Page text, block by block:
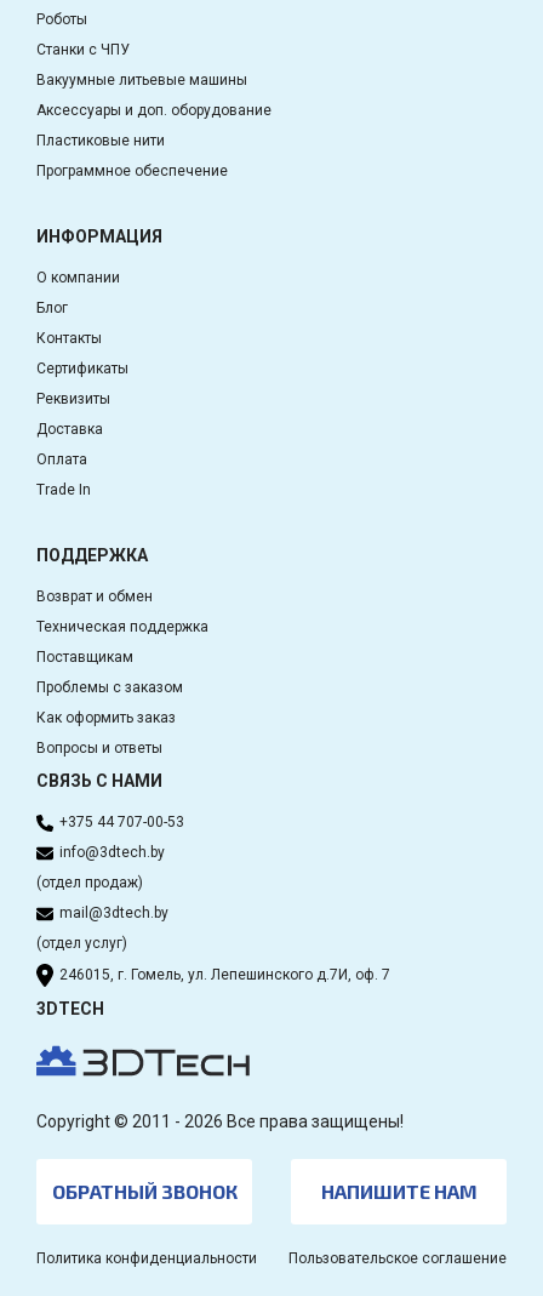
Роботы
Станки с ЧПУ
Вакуумные литьевые машины
Аксессуары и доп. оборудование
Пластиковые нити
Программное обеспечение
ИНФОРМАЦИЯ
О компании
Блог
Контакты
Сертификаты
Реквизиты
Доставка
Оплата
Trade In
ПОДДЕРЖКА
Возврат и обмен
Техническая поддержка
Поставщикам
Проблемы с заказом
Как оформить заказ
Вопросы и ответы
СВЯЗЬ С НАМИ
+375 44 707-00-53
info@3dtech.by
(отдел продаж)
mail@3dtech.by
(отдел услуг)
246015, г. Гомель, ул. Лепешинского д.7И, оф. 7
3DTECH
Copyright © 2011 - 2026 Все права защищены!
ОБРАТНЫЙ ЗВОНОК НАПИШИТЕ НАМ
Политика конфиденциальности Пользовательское соглашение